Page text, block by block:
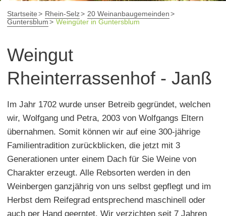
Startseite Rhein-Selz
20 Weinanbaugemeinden
Guntersblum
Weingüter in Guntersblum
Weingut
Rheinterrassenhof - Janß
Im Jahr 1702 wurde unser Betreib gegründet, welchen
wir, Wolfgang und Petra, 2003 von Wolfgangs Eltern
übernahmen. Somit können wir auf eine 300-jährige
Familientradition zurückblicken, die jetzt mit 3
Generationen unter einem Dach für Sie Weine von
Charakter erzeugt. Alle Rebsorten werden in den
Weinbergen ganzjährig von uns selbst gepflegt und im
Herbst dem Reifegrad entsprechend maschinell oder
auch per Hand geerntet. Wir verzichten seit 7 Jahren